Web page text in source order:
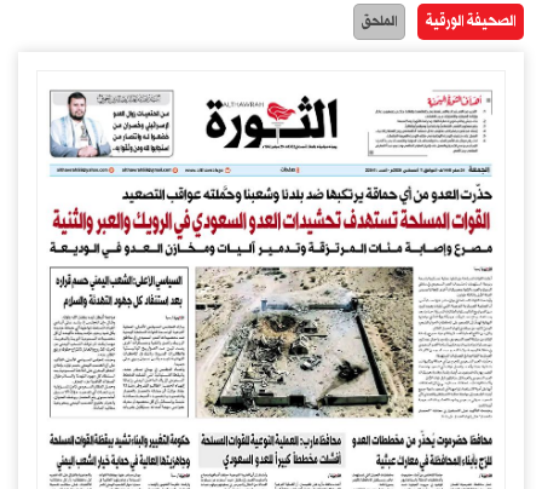
الصحيفة الورقية الملحق